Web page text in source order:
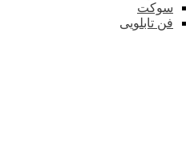
سوکت
فن تابلویی